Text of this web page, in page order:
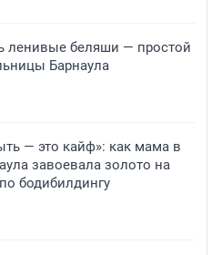
ленивые беляши — простой
Барнаула
— это кайф»: как мама в
завоевала золото на
бодибилдингу